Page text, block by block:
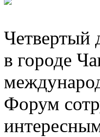
Четвертый
в городе
Форум